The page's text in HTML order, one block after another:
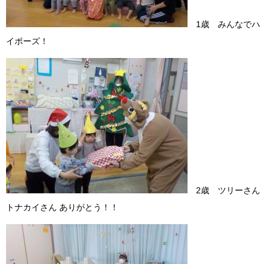
1歳 みんなでハ
イポーズ！
2歳 ツリーさん
トナカイさん ありがとう！！